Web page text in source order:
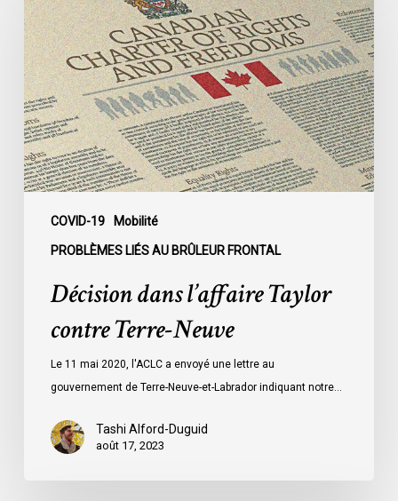
COVID-19 Mobilité
PROBLÈMES LIÉS AU BRÛLEUR FRONTAL
l’affaire
Taylor
contre
Terre-
Neuve
Décision dans l’affaire Taylor
contre Terre-Neuve
Le 11 mai 2020, l'ACLC a envoyé une lettre au
gouvernement de Terre-Neuve-et-Labrador indiquant notre…
Tashi Alford-Duguid
août 17, 2023